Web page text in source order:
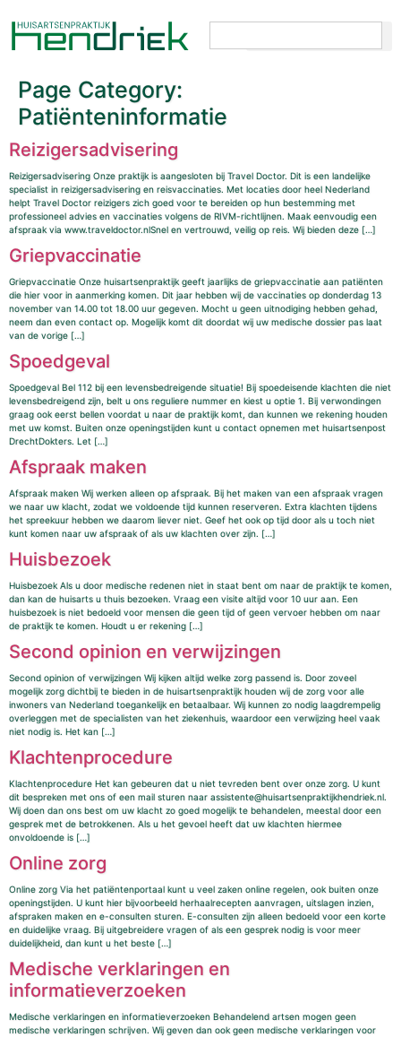
Page Category:
Patiënteninformatie
Reizigersadvisering
Reizigersadvisering Onze praktijk is aangesloten bij Travel Doctor. Dit is een landelijke
specialist in reizigersadvisering en reisvaccinaties. Met locaties door heel Nederland
helpt Travel Doctor reizigers zich goed voor te bereiden op hun bestemming met
professioneel advies en vaccinaties volgens de RIVM-richtlijnen. Maak eenvoudig een
afspraak via www.traveldoctor.nlSnel en vertrouwd, veilig op reis. Wij bieden deze […]
Griepvaccinatie
Griepvaccinatie Onze huisartsenpraktijk geeft jaarlijks de griepvaccinatie aan patiënten
die hier voor in aanmerking komen. Dit jaar hebben wij de vaccinaties op donderdag 13
november van 14.00 tot 18.00 uur gegeven. Mocht u geen uitnodiging hebben gehad,
neem dan even contact op. Mogelijk komt dit doordat wij uw medische dossier pas laat
van de vorige […]
Spoedgeval
Spoedgeval Bel 112 bij een levensbedreigende situatie! Bij spoedeisende klachten die niet
levensbedreigend zijn, belt u ons reguliere nummer en kiest u optie 1. Bij verwondingen
graag ook eerst bellen voordat u naar de praktijk komt, dan kunnen we rekening houden
met uw komst. Buiten onze openingstijden kunt u contact opnemen met huisartsenpost
DrechtDokters. Let […]
Afspraak maken
Afspraak maken Wij werken alleen op afspraak. Bij het maken van een afspraak vragen
we naar uw klacht, zodat we voldoende tijd kunnen reserveren. Extra klachten tijdens
het spreekuur hebben we daarom liever niet. Geef het ook op tijd door als u toch niet
kunt komen naar uw afspraak of als uw klachten over zijn. […]
Huisbezoek
Huisbezoek Als u door medische redenen niet in staat bent om naar de praktijk te komen,
dan kan de huisarts u thuis bezoeken. Vraag een visite altijd voor 10 uur aan. Een
huisbezoek is niet bedoeld voor mensen die geen tijd of geen vervoer hebben om naar
de praktijk te komen. Houdt u er rekening […]
Second opinion en verwijzingen
Second opinion of verwijzingen Wij kijken altijd welke zorg passend is. Door zoveel
mogelijk zorg dichtbij te bieden in de huisartsenpraktijk houden wij de zorg voor alle
inwoners van Nederland toegankelijk en betaalbaar. Wij kunnen zo nodig laagdrempelig
overleggen met de specialisten van het ziekenhuis, waardoor een verwijzing heel vaak
niet nodig is. Het kan […]
Klachtenprocedure
Klachtenprocedure Het kan gebeuren dat u niet tevreden bent over onze zorg. U kunt
dit bespreken met ons of een mail sturen naar assistente@huisartsenpraktijkhendriek.nl.
Wij doen dan ons best om uw klacht zo goed mogelijk te behandelen, meestal door een
gesprek met de betrokkenen. Als u het gevoel heeft dat uw klachten hiermee
onvoldoende is […]
Online zorg
Online zorg Via het patiëntenportaal kunt u veel zaken online regelen, ook buiten onze
openingstijden. U kunt hier bijvoorbeeld herhaalrecepten aanvragen, uitslagen inzien,
afspraken maken en e-consulten sturen. E-consulten zijn alleen bedoeld voor een korte
en duidelijke vraag. Bij uitgebreidere vragen of als een gesprek nodig is voor meer
duidelijkheid, dan kunt u het beste […]
Medische verklaringen en
informatieverzoeken
Medische verklaringen en informatieverzoeken Behandelend artsen mogen geen
medische verklaringen schrijven. Wij geven dan ook geen medische verklaringen voor